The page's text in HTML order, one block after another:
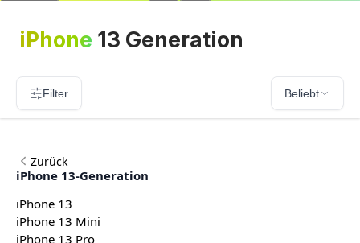
iPhone 13 Generation
Filter Beliebt
Zurück
iPhone 13-Generation
iPhone 13
iPhone 13 Mini
iPhone 13 Pro